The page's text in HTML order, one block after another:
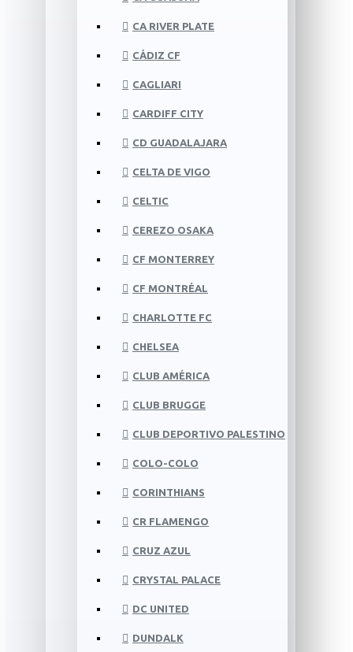
CA RIVER PLATE
CÁDIZ CF
CAGLIARI
CARDIFF CITY
CD GUADALAJARA
CELTA DE VIGO
CELTIC
CEREZO OSAKA
CF MONTERREY
CF MONTRÉAL
CHARLOTTE FC
CHELSEA
CLUB AMÉRICA
CLUB BRUGGE
CLUB DEPORTIVO PALESTINO
COLO-COLO
CORINTHIANS
CR FLAMENGO
CRUZ AZUL
CRYSTAL PALACE
DC UNITED
DUNDALK